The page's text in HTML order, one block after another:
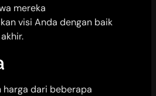
mereka
visi Anda dengan baik
harga dari beberapa